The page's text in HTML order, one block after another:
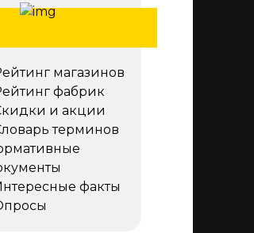
магазинов
фабрик
и акции
терминов
факты